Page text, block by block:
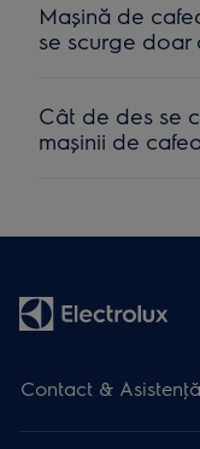
Mașină de
se scurge doar
Cât de des se
mașinii de
Contact & Asistenţă